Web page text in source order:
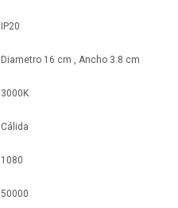
IP20
Diametro 16 cm , Ancho 3.8 cm
3000K
Cálida
1080
50000